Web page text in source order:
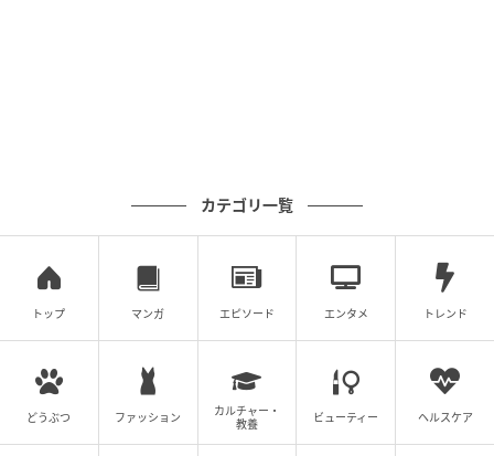
カテゴリ一覧
トップ マンガ エピソード エンタメ トレンド
どうぶつ ファッション
カルチャー・
教養
ビューティー ヘルスケア